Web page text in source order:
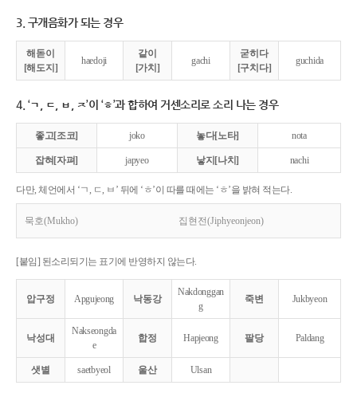
3. 구개음화가 되는 경우
해돋이
[해도지]
haedoji
같이
[가치]
gachi
굳히다
[구치다]
guchida
4. ‘ㄱ, ㄷ, ㅂ, ㅈ’이 ‘ㅎ’과 합하여 거센소리로 소리 나는 경우
좋고[조코] joko 놓다[노타] nota
잡혀[자펴] japyeo 낳지[나치] nachi
다만, 체언에서 ‘ㄱ, ㄷ, ㅂ’ 뒤에 ‘ㅎ’이 따를 때에는 ‘ㅎ’을 밝혀 적는다.
묵호(Mukho) 집현전(Jiphyeonjeon)
[붙임] 된소리되기는 표기에 반영하지 않는다.
압구정 Apgujeong 낙동강
Nakdonggan
g
죽변 Jukbyeon
낙성대
Nakseongda
e
합정 Hapjeong 팔당 Paldang
샛별 saetbyeol 울산 Ulsan